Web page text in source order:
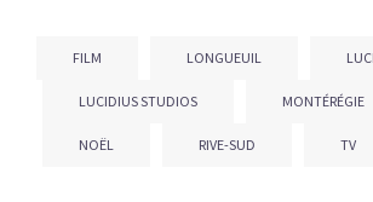
FILM LONGUEUIL
LUCIDIUS STUDIOS MONTÉRÉGIE
NOËL RIVE-SUD TV